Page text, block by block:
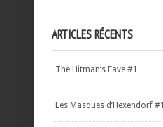
ARTICLES RÉCENTS
The Hitman’s Fave #1
Les Masques d’Hexendorf #1